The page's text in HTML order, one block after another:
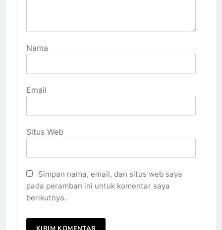
Nama
Email
Situs Web
Simpan nama, email, dan situs web saya
pada peramban ini untuk komentar saya
berikutnya.